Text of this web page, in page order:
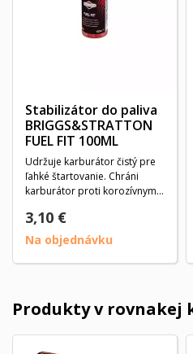
Stabilizátor do paliva
BRIGGS&STRATTON
FUEL FIT 100ML
Udržuje karburátor čistý pre
ľahké štartovanie. Chráni
karburátor proti korozívnym
3,10 €
Na objednávku
Produkty v rovnakej